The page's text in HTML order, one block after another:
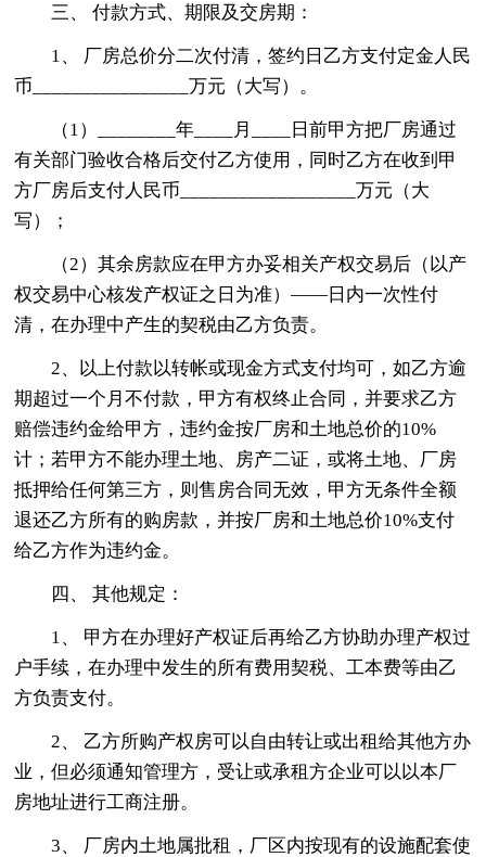
三、 付款方式、期限及交房期：
1、 厂房总价分二次付清，签约日乙方支付定金人民
币________________万元（大写）。
（1）________年____月____日前甲方把厂房通过
有关部门验收合格后交付乙方使用，同时乙方在收到甲
方厂房后支付人民币__________________万元（大
写）；
（2）其余房款应在甲方办妥相关产权交易后（以产
权交易中心核发产权证之日为准）——日内一次性付
清，在办理中产生的契税由乙方负责。
2、以上付款以转帐或现金方式支付均可，如乙方逾
期超过一个月不付款，甲方有权终止合同，并要求乙方
赔偿违约金给甲方，违约金按厂房和土地总价的10%
计；若甲方不能办理土地、房产二证，或将土地、厂房
抵押给任何第三方，则售房合同无效，甲方无条件全额
退还乙方所有的购房款，并按厂房和土地总价10%支付
给乙方作为违约金。
四、 其他规定：
1、 甲方在办理好产权证后再给乙方协助办理产权过
户手续，在办理中发生的所有费用契税、工本费等由乙
方负责支付。
2、 乙方所购产权房可以自由转让或出租给其他方办
业，但必须通知管理方，受让或承租方企业可以以本厂
房地址进行工商注册。
3、 厂房内土地属批租，厂区内按现有的设施配套使